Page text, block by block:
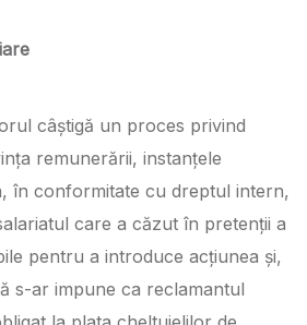
câștigă un proces privind
remunerării, instanțele
în conformitate cu dreptul intern,
care a căzut în pretenții a
pentru a introduce acțiunea și,
s-ar impune ca reclamantul